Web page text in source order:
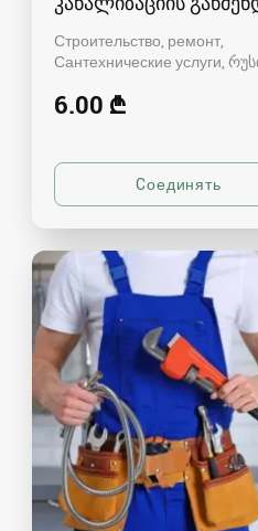
Строительство, ремонт,
Сантехнические услуги
6.00 ₾